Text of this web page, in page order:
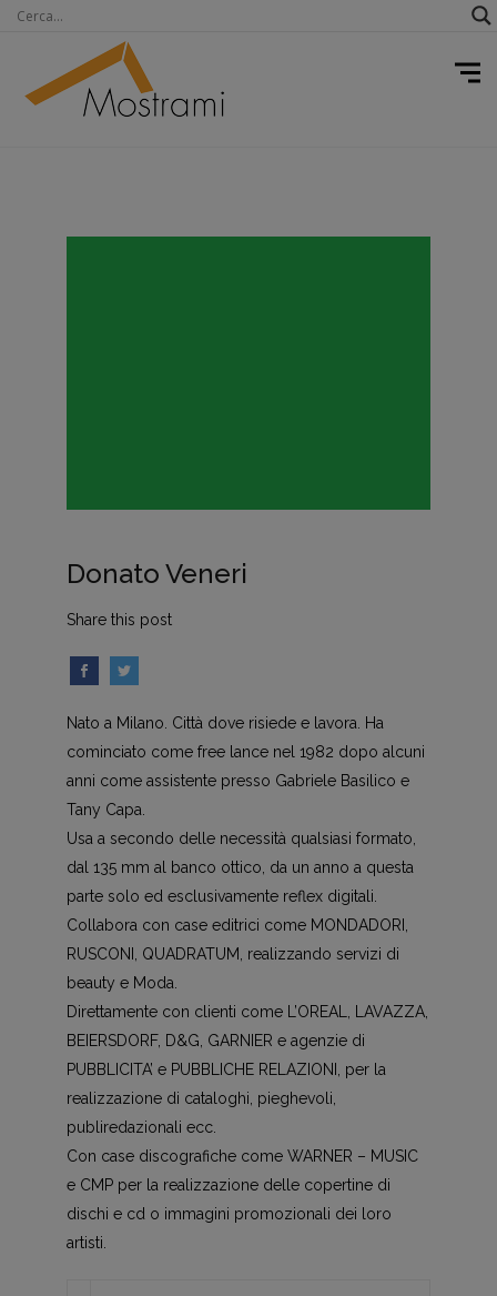
Donato Veneri
Share this post
Nato a Milano. Città dove risiede e lavora. Ha
cominciato come free lance nel 1982 dopo alcuni
anni come assistente presso Gabriele Basilico e
Tany Capa.
Usa a secondo delle necessità qualsiasi formato,
dal 135 mm al banco ottico, da un anno a questa
parte solo ed esclusivamente reflex digitali.
Collabora con case editrici come MONDADORI,
RUSCONI, QUADRATUM, realizzando servizi di
beauty e Moda.
Direttamente con clienti come L’OREAL, LAVAZZA,
BEIERSDORF, D&G, GARNIER e agenzie di
PUBBLICITA’ e PUBBLICHE RELAZIONI, per la
realizzazione di cataloghi, pieghevoli,
publiredazionali ecc.
Con case discografiche come WARNER – MUSIC
e CMP per la realizzazione delle copertine di
dischi e cd o immagini promozionali dei loro
artisti.